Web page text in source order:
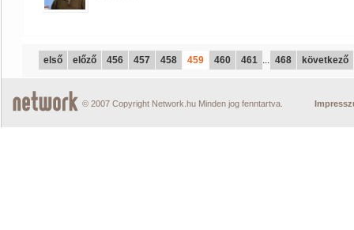
első előző 456 457 458 459 460 461 ... 468 következő
© 2007 Copyright Network.hu Minden jog fenntartva.